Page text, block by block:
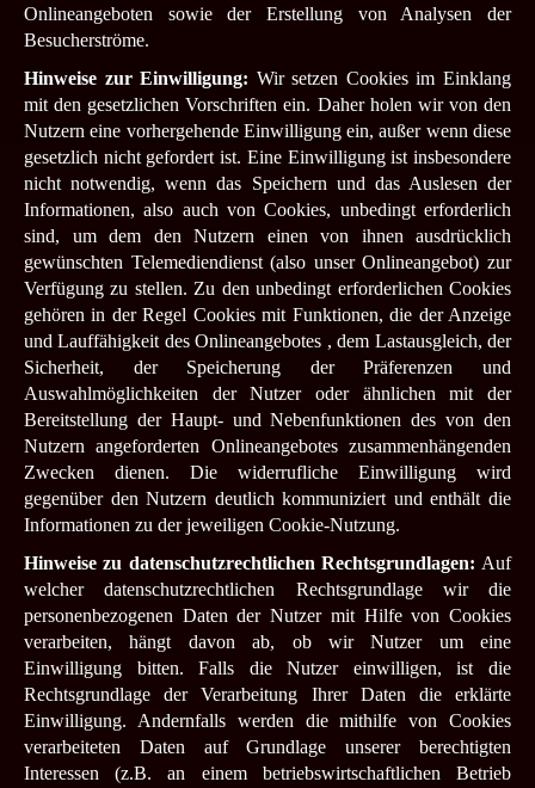
Onlineangeboten sowie der Erstellung von Analysen der
Besucherströme.
Hinweise zur Einwilligung: Wir setzen Cookies im Einklang
mit den gesetzlichen Vorschriften ein. Daher holen wir von den
Nutzern eine vorhergehende Einwilligung ein, außer wenn diese
gesetzlich nicht gefordert ist. Eine Einwilligung ist insbesondere
nicht notwendig, wenn das Speichern und das Auslesen der
Informationen, also auch von Cookies, unbedingt erforderlich
sind, um dem den Nutzern einen von ihnen ausdrücklich
gewünschten Telemediendienst (also unser Onlineangebot) zur
Verfügung zu stellen. Zu den unbedingt erforderlichen Cookies
gehören in der Regel Cookies mit Funktionen, die der Anzeige
und Lauffähigkeit des Onlineangebotes , dem Lastausgleich, der
Sicherheit, der Speicherung der Präferenzen und
Auswahlmöglichkeiten der Nutzer oder ähnlichen mit der
Bereitstellung der Haupt- und Nebenfunktionen des von den
Nutzern angeforderten Onlineangebotes zusammenhängenden
Zwecken dienen. Die widerrufliche Einwilligung wird
gegenüber den Nutzern deutlich kommuniziert und enthält die
Informationen zu der jeweiligen Cookie-Nutzung.
Hinweise zu datenschutzrechtlichen Rechtsgrundlagen: Auf
welcher datenschutzrechtlichen Rechtsgrundlage wir die
personenbezogenen Daten der Nutzer mit Hilfe von Cookies
verarbeiten, hängt davon ab, ob wir Nutzer um eine
Einwilligung bitten. Falls die Nutzer einwilligen, ist die
Rechtsgrundlage der Verarbeitung Ihrer Daten die erklärte
Einwilligung. Andernfalls werden die mithilfe von Cookies
verarbeiteten Daten auf Grundlage unserer berechtigten
Interessen (z.B. an einem betriebswirtschaftlichen Betrieb